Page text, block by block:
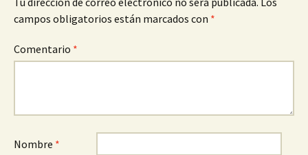
campos obligatorios están marcados con *
Comentario *
Nombre *